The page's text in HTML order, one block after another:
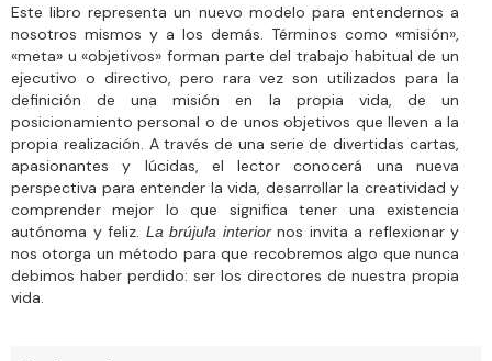
Este libro representa un nuevo modelo para entendernos a
nosotros mismos y a los demás. Términos como «misión»,
«meta» u «objetivos» forman parte del trabajo habitual de un
ejecutivo o directivo, pero rara vez son utilizados para la
definición de una misión en la propia vida, de un
posicionamiento personal o de unos objetivos que lleven a la
propia realización. A través de una serie de divertidas cartas,
apasionantes y lúcidas, el lector conocerá una nueva
perspectiva para entender la vida, desarrollar la creatividad y
comprender mejor lo que significa tener una existencia
autónoma y feliz. La brújula interior nos invita a reflexionar y
nos otorga un método para que recobremos algo que nunca
debimos haber perdido: ser los directores de nuestra propia
vida.